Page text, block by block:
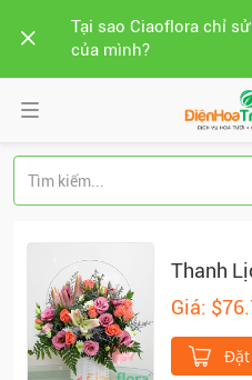
Tại sao Ciaoflora chỉ
của mình?
Thanh
Giá:
Đặt